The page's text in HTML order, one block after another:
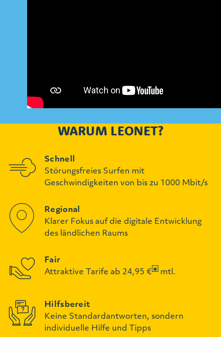
WARUM LEONET?
Schnell
Störungsfreies Surfen mit
Geschwindigkeiten von bis zu 1000 Mbit/s
Regional
Klarer Fokus auf die digitale Entwicklung
des ländlichen Raums
Fair
Attraktive Tarife ab 24,95 €
mtl.
Hilfsbereit
Keine Standardantworten, sondern
individuelle Hilfe und Tipps